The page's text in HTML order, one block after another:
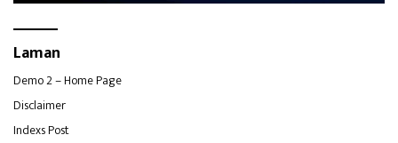
Laman
Demo 2 – Home Page
Disclaimer
Indexs Post